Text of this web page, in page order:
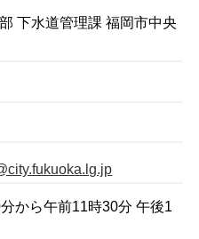
下水道管理課 福岡市中央
から午前11時30分 午後1